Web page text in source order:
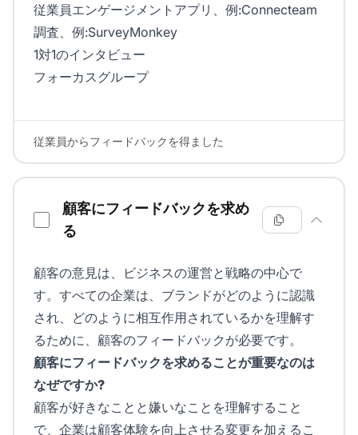
従業員エンゲージメントアプリ、例:Connecteam
調査、例:SurveyMonkey
1対1のインタビュー
フォーカスグループ
従業員からフィードバックを得ました
顧客にフィードバックを求め
る
顧客の意見は、ビジネスの運営と戦略の中心で
す。すべての企業は、ブランドがどのように認識
され、どのように相互作用されているかを理解す
るために、顧客のフィードバックが必要です。
顧客にフィードバックを求めることが重要なのは
なぜですか?
顧客が好きなことと嫌いなことを理解すること
で、企業は顧客体験を向上させる変更を加えるこ